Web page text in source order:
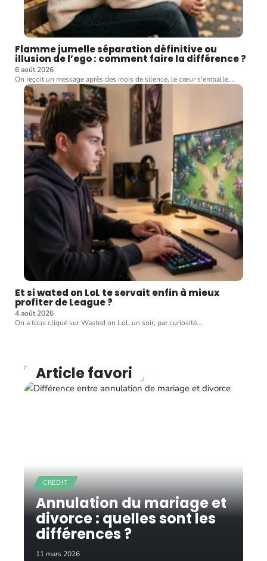
Flamme jumelle séparation définitive ou
illusion de l’ego : comment faire la différence ?
6 août 2026
On reçoit un message après des mois de silence, le cœur s'emballe,…
Et si wated on LoL te servait enfin à mieux
profiter de League ?
4 août 2026
On a tous cliqué sur Wasted on LoL un soir, par curiosité…
Article favori
CRÉDIT
Annulation du mariage et
divorce : quelles sont les
différences ?
11 mars 2026